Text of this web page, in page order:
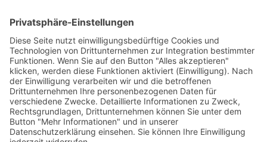
57258 Freudenberg
+49 (0) 15117609865
office(at)talentscout.de
Social